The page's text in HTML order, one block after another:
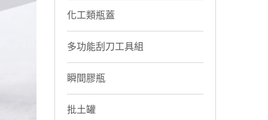
化工類瓶蓋
多功能刮刀工具組
瞬間膠瓶
批土罐